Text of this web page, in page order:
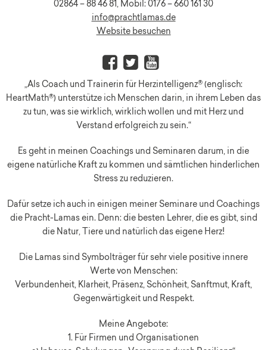
02864 – 88 46 81, Mobil: 0176 – 660 161 30
info@prachtlamas.de
Website besuchen
„Als Coach und Trainerin für Herzintelligenz® (englisch:
HeartMath®) unterstütze ich Menschen darin, in ihrem Leben das
zu tun, was sie wirklich, wirklich wollen und mit Herz und
Verstand erfolgreich zu sein.“
Es geht in meinen Coachings und Seminaren darum, in die
eigene natürliche Kraft zu kommen und sämtlichen hinderlichen
Stress zu reduzieren.
Dafür setze ich auch in einigen meiner Seminare und Coachings
die Pracht-Lamas ein. Denn: die besten Lehrer, die es gibt, sind
die Natur, Tiere und natürlich das eigene Herz!
Die Lamas sind Symbolträger für sehr viele positive innere
Werte von Menschen:
Verbundenheit, Klarheit, Präsenz, Schönheit, Sanftmut, Kraft,
Gegenwärtigkeit und Respekt.
Meine Angebote:
1. Für Firmen und Organisationen